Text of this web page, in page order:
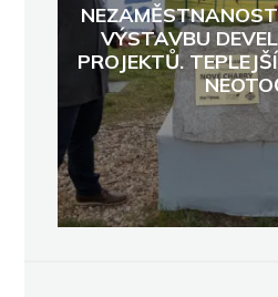
VÝSTAVBU
PROJEKTŮ.